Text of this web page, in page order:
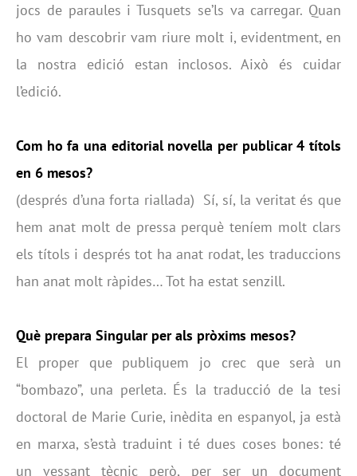
jocs de paraules i Tusquets se’ls va carregar. Quan
ho vam descobrir vam riure molt i, evidentment, en
la nostra edició estan inclosos. Això és cuidar
l’edició.
Com ho fa una editorial novella per publicar 4 títols
en 6 mesos?
(després d’una forta riallada) Sí, sí, la veritat és que
hem anat molt de pressa perquè teníem molt clars
els títols i després tot ha anat rodat, les traduccions
han anat molt ràpides… Tot ha estat senzill.
Què prepara Singular per als pròxims mesos?
El proper que publiquem jo crec que serà un
“bombazo”, una perleta. És la traducció de la tesi
doctoral de Marie Curie, inèdita en espanyol, ja està
en marxa, s’està traduint i té dues coses bones: té
un vessant tècnic però, per ser un document